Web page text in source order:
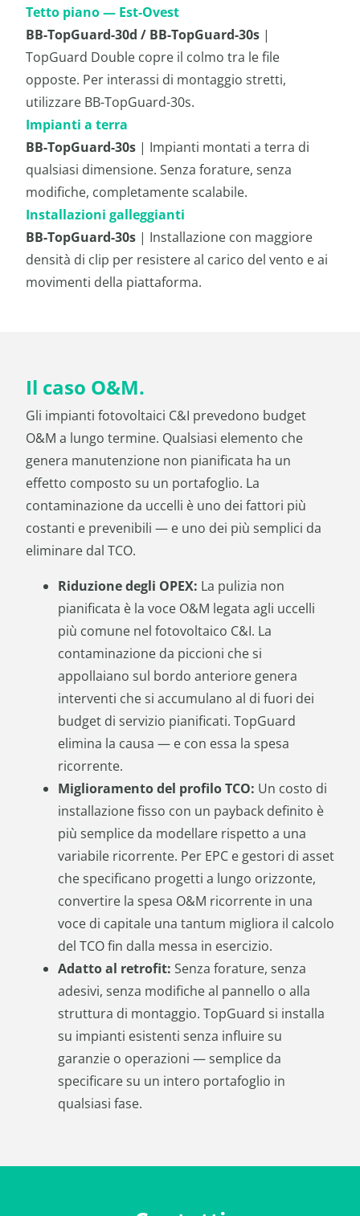
Tetto piano — Est-Ovest
BB-TopGuard-30d / BB-TopGuard-30s |
TopGuard Double copre il colmo tra le file
opposte. Per interassi di montaggio stretti,
utilizzare BB-TopGuard-30s.
Impianti a terra
BB-TopGuard-30s | Impianti montati a terra di
qualsiasi dimensione. Senza forature, senza
modifiche, completamente scalabile.
Installazioni galleggianti
BB-TopGuard-30s | Installazione con maggiore
densità di clip per resistere al carico del vento e ai
movimenti della piattaforma.
Il caso O&M.
Gli impianti fotovoltaici C&I prevedono budget
O&M a lungo termine. Qualsiasi elemento che
genera manutenzione non pianificata ha un
effetto composto su un portafoglio. La
contaminazione da uccelli è uno dei fattori più
costanti e prevenibili — e uno dei più semplici da
eliminare dal TCO.
Riduzione degli OPEX: La pulizia non
pianificata è la voce O&M legata agli uccelli
più comune nel fotovoltaico C&I. La
contaminazione da piccioni che si
appollaiano sul bordo anteriore genera
interventi che si accumulano al di fuori dei
budget di servizio pianificati. TopGuard
elimina la causa — e con essa la spesa
ricorrente.
Miglioramento del profilo TCO: Un costo di
installazione fisso con un payback definito è
più semplice da modellare rispetto a una
variabile ricorrente. Per EPC e gestori di asset
che specificano progetti a lungo orizzonte,
convertire la spesa O&M ricorrente in una
voce di capitale una tantum migliora il calcolo
del TCO fin dalla messa in esercizio.
Adatto al retrofit: Senza forature, senza
adesivi, senza modifiche al pannello o alla
struttura di montaggio. TopGuard si installa
su impianti esistenti senza influire su
garanzie o operazioni — semplice da
specificare su un intero portafoglio in
qualsiasi fase.